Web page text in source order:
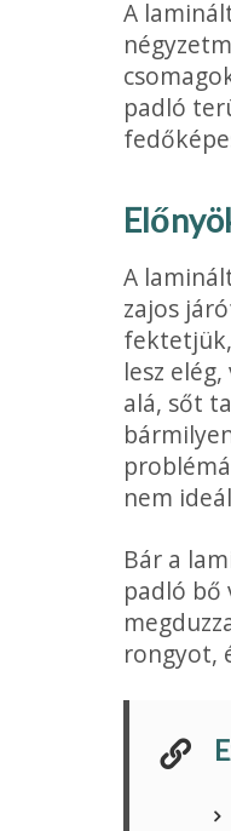
A
pad­ló
A
zajos
lesz
alá, sőt
nem
Bár a
padló bő
rongyot,